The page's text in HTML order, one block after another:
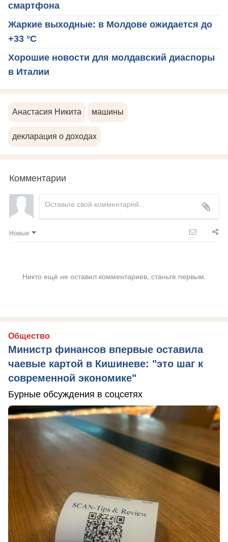
смартфона
Жаркие выходные: в Молдове ожидается до
+33 °C
Хорошие новости для молдавский диаспоры
в Италии
Анастасия Никита машины
декларация о доходах
Комментарии
Новые
Никто ещё не оставил комментариев, станьте первым.
Общество
Министр финансов впервые оставила
чаевые картой в Кишиневе: "это шаг к
современной экономике"
Бурные обсуждения в соцсетях